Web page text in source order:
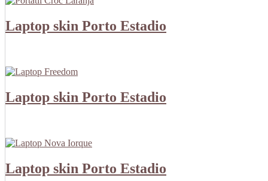
Laptop skin Porto Estadio
Laptop skin Porto Estadio
Laptop skin Porto Estadio